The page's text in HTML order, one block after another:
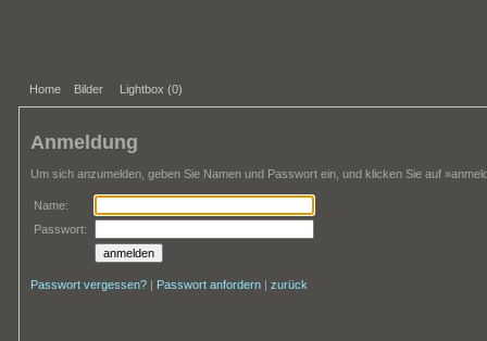
Home Bilder Lightbox (0)
Anmeldung
Um sich anzumelden, geben Sie Namen und Passwort ein, und klicken Sie auf
Name:
Passwort:
Passwort vergessen? | Passwort anfordern | zurück